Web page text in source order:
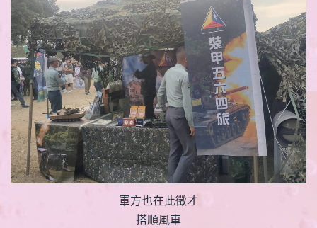
軍方也在此徵才
搭順風車